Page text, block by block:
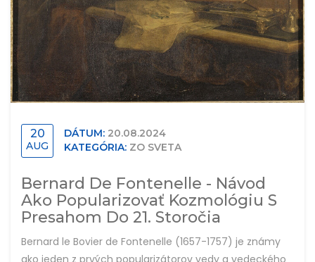
20
AUG
DÁTUM: 20.08.2024
KATEGÓRIA: ZO SVETA
Bernard De Fontenelle - Návod
Ako Popularizovať Kozmológiu S
Presahom Do 21. Storočia
Bernard le Bovier de Fontenelle (1657-1757) je známy